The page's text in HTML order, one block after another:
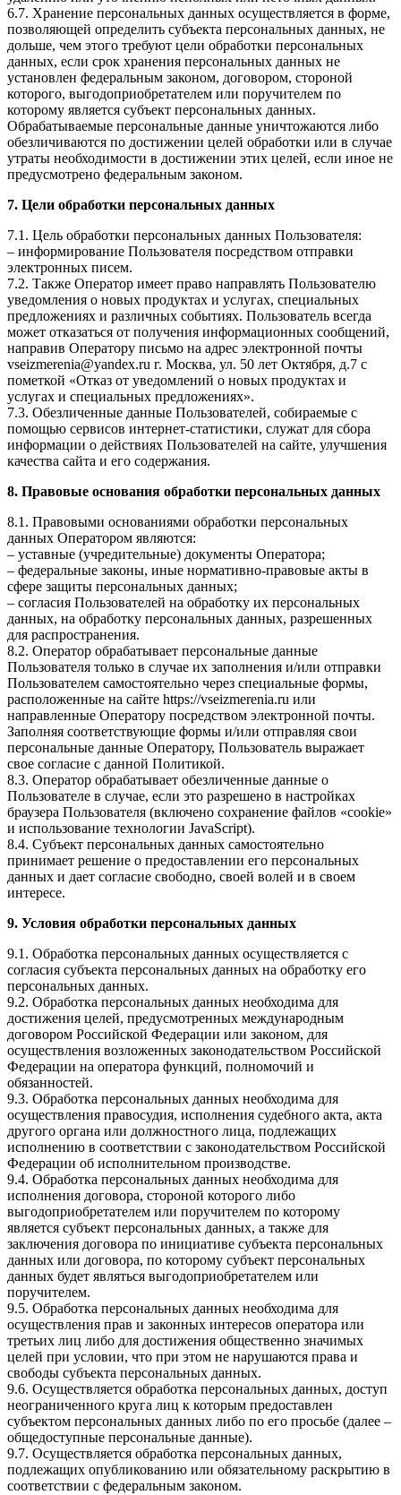
6.7. Хранение персональных данных осуществляется в форме,
позволяющей определить субъекта персональных данных, не
дольше, чем этого требуют цели обработки персональных
данных, если срок хранения персональных данных не
установлен федеральным законом, договором, стороной
которого, выгодоприобретателем или поручителем по
которому является субъект персональных данных.
Обрабатываемые персональные данные уничтожаются либо
обезличиваются по достижении целей обработки или в случае
утраты необходимости в достижении этих целей, если иное не
предусмотрено федеральным законом.
7. Цели обработки персональных данных
7.1. Цель обработки персональных данных Пользователя:
– информирование Пользователя посредством отправки
электронных писем.
7.2. Также Оператор имеет право направлять Пользователю
уведомления о новых продуктах и услугах, специальных
предложениях и различных событиях. Пользователь всегда
может отказаться от получения информационных сообщений,
направив Оператору письмо на адрес электронной почты
vseizmerenia@yandex.ru г. Москва, ул. 50 лет Октября, д.7 с
пометкой «Отказ от уведомлений о новых продуктах и
услугах и специальных предложениях».
7.3. Обезличенные данные Пользователей, собираемые с
помощью сервисов интернет-статистики, служат для сбора
информации о действиях Пользователей на сайте, улучшения
качества сайта и его содержания.
8. Правовые основания обработки персональных данных
8.1. Правовыми основаниями обработки персональных
данных Оператором являются:
– уставные (учредительные) документы Оператора;
– федеральные законы, иные нормативно-правовые акты в
сфере защиты персональных данных;
– согласия Пользователей на обработку их персональных
данных, на обработку персональных данных, разрешенных
для распространения.
8.2. Оператор обрабатывает персональные данные
Пользователя только в случае их заполнения и/или отправки
Пользователем самостоятельно через специальные формы,
расположенные на сайте https://vseizmerenia.ru или
направленные Оператору посредством электронной почты.
Заполняя соответствующие формы и/или отправляя свои
персональные данные Оператору, Пользователь выражает
свое согласие с данной Политикой.
8.3. Оператор обрабатывает обезличенные данные о
Пользователе в случае, если это разрешено в настройках
браузера Пользователя (включено сохранение файлов «cookie»
и использование технологии JavaScript).
8.4. Субъект персональных данных самостоятельно
принимает решение о предоставлении его персональных
данных и дает согласие свободно, своей волей и в своем
интересе.
9. Условия обработки персональных данных
9.1. Обработка персональных данных осуществляется с
согласия субъекта персональных данных на обработку его
персональных данных.
9.2. Обработка персональных данных необходима для
достижения целей, предусмотренных международным
договором Российской Федерации или законом, для
осуществления возложенных законодательством Российской
Федерации на оператора функций, полномочий и
обязанностей.
9.3. Обработка персональных данных необходима для
осуществления правосудия, исполнения судебного акта, акта
другого органа или должностного лица, подлежащих
исполнению в соответствии с законодательством Российской
Федерации об исполнительном производстве.
9.4. Обработка персональных данных необходима для
исполнения договора, стороной которого либо
выгодоприобретателем или поручителем по которому
является субъект персональных данных, а также для
заключения договора по инициативе субъекта персональных
данных или договора, по которому субъект персональных
данных будет являться выгодоприобретателем или
поручителем.
9.5. Обработка персональных данных необходима для
осуществления прав и законных интересов оператора или
третьих лиц либо для достижения общественно значимых
целей при условии, что при этом не нарушаются права и
свободы субъекта персональных данных.
9.6. Осуществляется обработка персональных данных, доступ
неограниченного круга лиц к которым предоставлен
субъектом персональных данных либо по его просьбе (далее –
общедоступные персональные данные).
9.7. Осуществляется обработка персональных данных,
подлежащих опубликованию или обязательному раскрытию в
соответствии с федеральным законом.